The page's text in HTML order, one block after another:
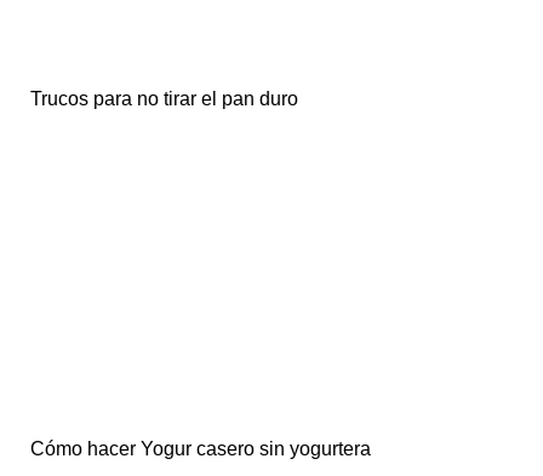
Trucos para no tirar el pan duro
Cómo hacer Yogur casero sin yogurtera